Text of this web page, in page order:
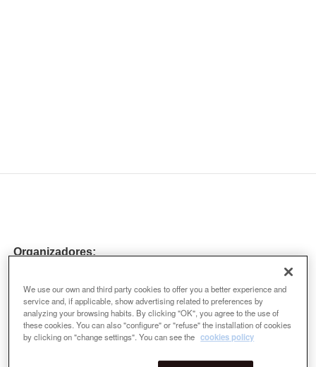
Organizadores:
We use our own and third party cookies to offer you a better experience and
service and, if applicable, show advertising related to preferences by
analyzing your browsing habits. By clicking "OK", you agree to the use of
these cookies. You can also "configure" or "refuse" the installation of cookies
by clicking on "change settings". You can see the cookies policy